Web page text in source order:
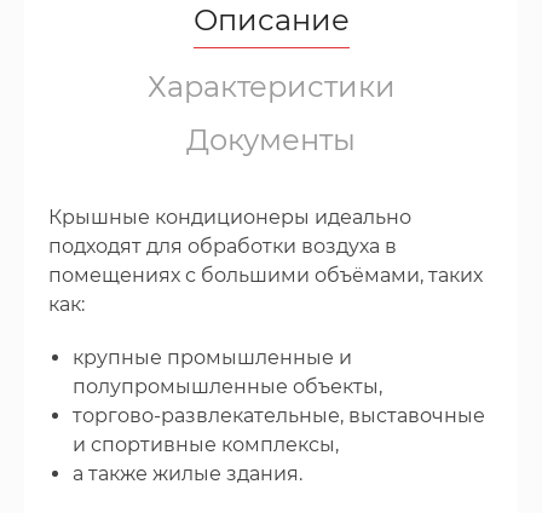
Описание
Характеристики
Документы
Крышные кондиционеры идеально
подходят для обработки воздуха в
помещениях с большими объёмами, таких
как:
крупные промышленные и
полупромышленные объекты,
торгово-развлекательные, выставочные
и спортивные комплексы,
а также жилые здания.